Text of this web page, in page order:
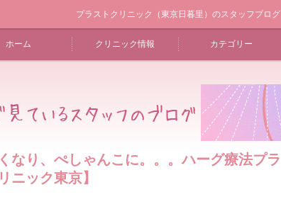
プラストクリニック（東京日暮里）のスタッフブログ
ホーム クリニック情報 カテゴリー
なり、ぺしゃんこに。。。ハーグ療法プラ
ック東京】